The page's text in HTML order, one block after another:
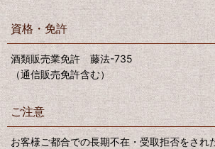
資格・免許
酒類販売業免許 藤法-735
（通信販売免許含む）
ご注意
お客様ご都合での長期不在・受取拒否をされ